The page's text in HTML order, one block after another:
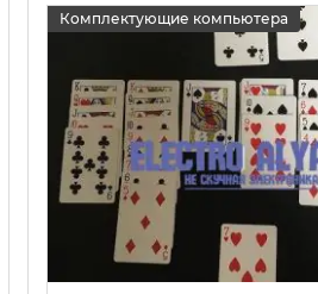
Комплектующие компьютера